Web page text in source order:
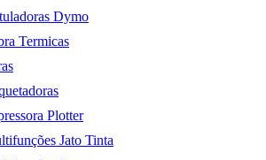
Dymo
Termicas
Plotter
Jato Tinta